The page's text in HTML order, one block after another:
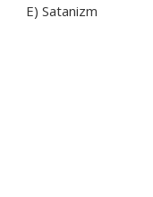
E) Satanizm